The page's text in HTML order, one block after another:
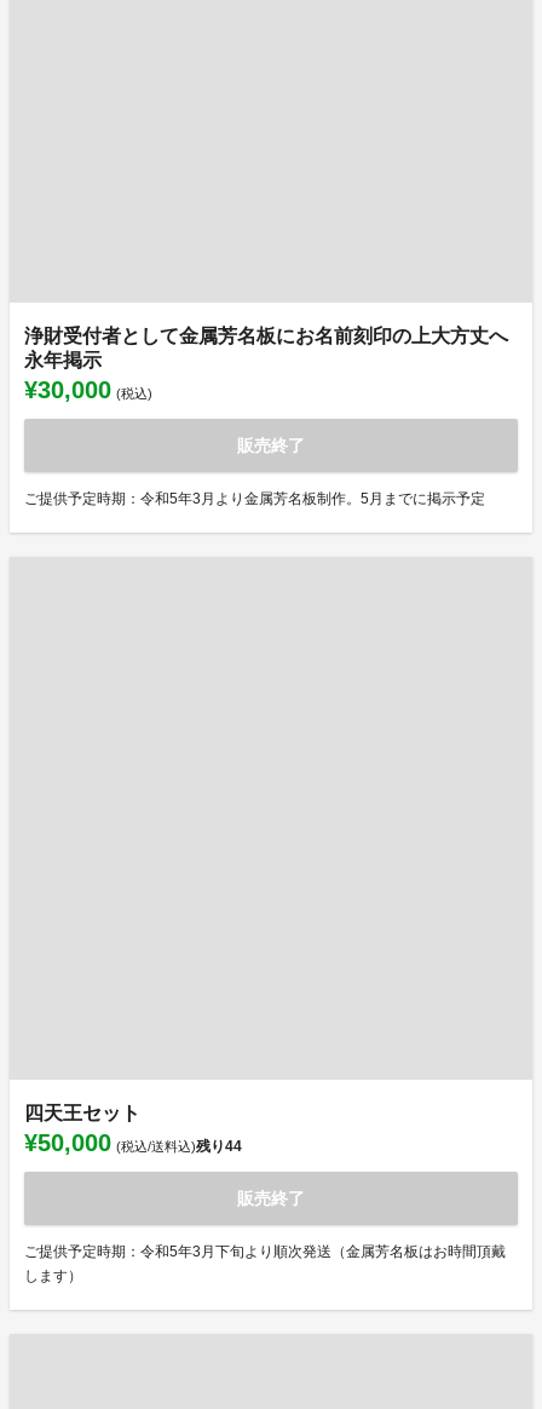
浄財受付者として金属芳名板にお名前刻印の上大方丈へ
永年掲示
¥30,000 (税込)
販売終了
ご提供予定時期：令和5年3月より金属芳名板制作。5月までに掲示予定
四天王セット
¥50,000 (税込/送料込)残り44
販売終了
ご提供予定時期：令和5年3月下旬より順次発送（金属芳名板はお時間頂戴
します）